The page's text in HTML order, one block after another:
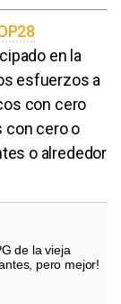
en la
esfuerzos a
con cero
con cero o
o alrededor
de la vieja
pero mejor!